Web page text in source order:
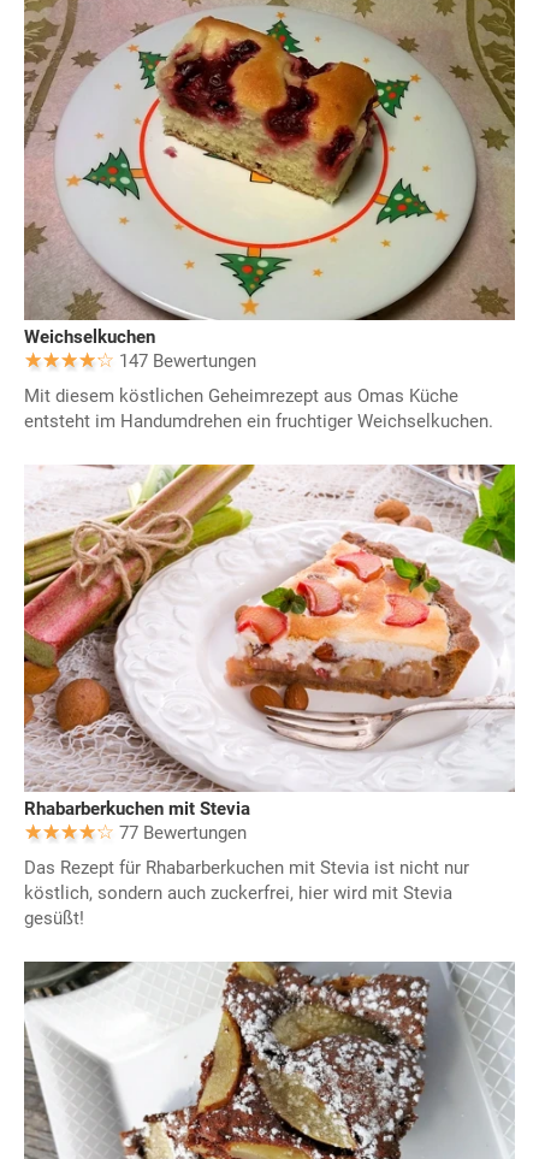
Weichselkuchen
147 Bewertungen
Mit diesem köstlichen Geheimrezept aus Omas Küche
entsteht im Handumdrehen ein fruchtiger Weichselkuchen.
Rhabarberkuchen mit Stevia
77 Bewertungen
Das Rezept für Rhabarberkuchen mit Stevia ist nicht nur
köstlich, sondern auch zuckerfrei, hier wird mit Stevia
gesüßt!